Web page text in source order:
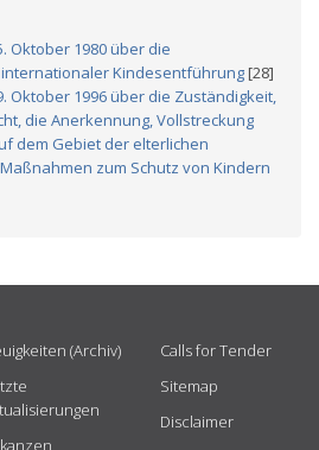
Oktober 1980 über die
Kindesentführung[28]
Oktober 1996 über die Zuständigkeit,
die Anerkennung, Vollstreckung
dem Gebiet der elterlichen
zum Schutz von Kindern
(Archiv)
Calls for Tender
Sitemap
Disclaimer